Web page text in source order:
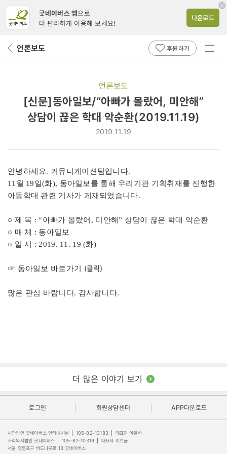
굿네이버스 앱으로
더 편리하게 이용해 보세요!
다운로드
뒤 언론보도 후원하기
전체
언론보도
[신문]동아일보/“아빠가 몰랐어, 미안해”
상담이 끊은 학대 악순환(2019.11.19)
2019.11.19
안녕하세요. 커뮤니케이션팀입니다.
11월 19일(화), 동아일보를 통해 우리기관 기획취재를 진행한
아동학대 관련 기사가 게재되었습니다.
○ 제 목 : “아빠가 몰랐어, 미안해” 상담이 끊은 학대 악순환
○ 매 체 : 동아일보
○ 일 시 : 2019. 11. 19 (화)
☞ 동아일보 바로가기 (클릭)
많은 관심 바랍니다. 감사합니다.
더 많은 이야기 보기
로그인 회원상담센터 APP다운로드
사단법인 굿네이버스 인터내셔날 105-82-13183
대표자 이일하
사회복지법인 굿네이버스
105-82-10319
대표자 이호균
서울 영등포구 버드나루로 13 굿네이버스